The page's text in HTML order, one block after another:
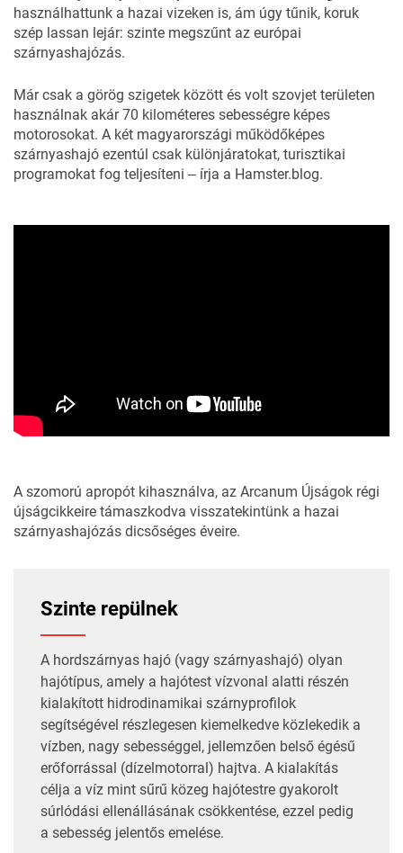
használhattunk a hazai vizeken is, ám úgy tűnik, koruk
szép lassan lejár: szinte megszűnt az európai
szárnyashajózás.
Már csak a görög szigetek között és volt szovjet területen
használnak akár 70 kilométeres sebességre képes
motorosokat. A két magyarországi működőképes
szárnyashajó ezentúl csak különjáratokat, turisztikai
programokat fog teljesíteni ‒ írja a Hamster.blog.
A szomorú apropót kihasználva, az Arcanum Újságok régi
újságcikkeire támaszkodva visszatekintünk a hazai
szárnyashajózás dicsőséges éveire.
Szinte repülnek
A hordszárnyas hajó (vagy szárnyashajó) olyan
hajótípus, amely a hajótest vízvonal alatti részén
kialakított hidrodinamikai szárnyprofilok
segítségével részlegesen kiemelkedve közlekedik a
vízben, nagy sebességgel, jellemzően belső égésű
erőforrással (dízelmotorral) hajtva. A kialakítás
célja a víz mint sűrű közeg hajótestre gyakorolt
súrlódási ellenállásának csökkentése, ezzel pedig
a sebesség jelentős emelése.